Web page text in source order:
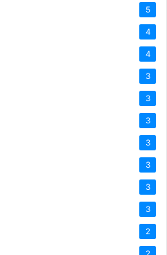
5
4
4
3
3
3
3
3
3
3
2